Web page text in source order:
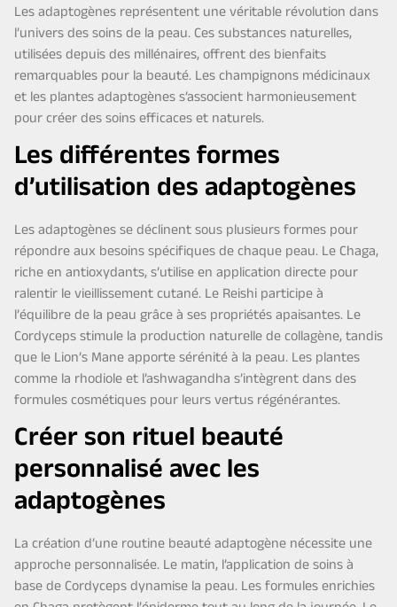
Les adaptogènes représentent une véritable révolution dans
l’univers des soins de la peau. Ces substances naturelles,
utilisées depuis des millénaires, offrent des bienfaits
remarquables pour la beauté. Les champignons médicinaux
et les plantes adaptogènes s’associent harmonieusement
pour créer des soins efficaces et naturels.
Les différentes formes
d’utilisation des adaptogènes
Les adaptogènes se déclinent sous plusieurs formes pour
répondre aux besoins spécifiques de chaque peau. Le Chaga,
riche en antioxydants, s’utilise en application directe pour
ralentir le vieillissement cutané. Le Reishi participe à
l’équilibre de la peau grâce à ses propriétés apaisantes. Le
Cordyceps stimule la production naturelle de collagène, tandis
que le Lion’s Mane apporte sérénité à la peau. Les plantes
comme la rhodiole et l’ashwagandha s’intègrent dans des
formules cosmétiques pour leurs vertus régénérantes.
Créer son rituel beauté
personnalisé avec les
adaptogènes
La création d’une routine beauté adaptogène nécessite une
approche personnalisée. Le matin, l’application de soins à
base de Cordyceps dynamise la peau. Les formules enrichies